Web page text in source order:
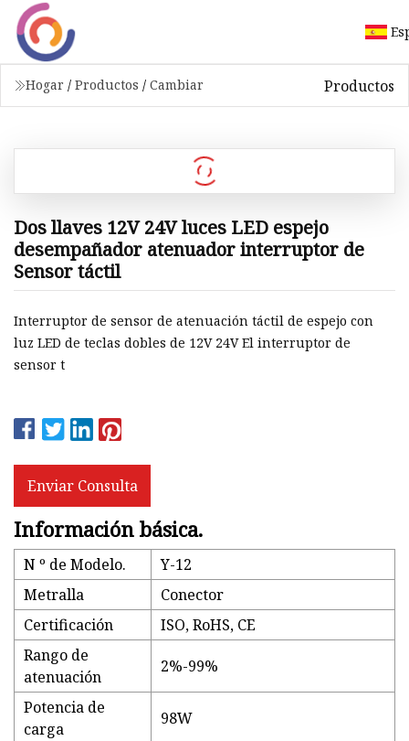
Hogar / Productos / Cambiar Productos
Dos llaves 12V 24V luces LED espejo
desempañador atenuador interruptor de
Sensor táctil
Interruptor de sensor de atenuación táctil de espejo con
luz LED de teclas dobles de 12V 24V El interruptor de
sensor t
Enviar Consulta
Información básica.
N º de Modelo.
Y-12
Metralla
Conector
Certificación
ISO, RoHS, CE
Rango de
atenuación
2%-99%
Potencia de
carga
98W